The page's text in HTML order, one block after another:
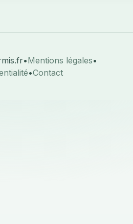
•Mentions légales•
•Contact